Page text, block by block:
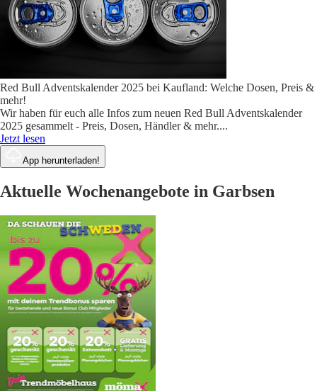
Red Bull Adventskalender 2025 bei Kaufland: Welche Dosen, Preis &
mehr!
Wir haben für euch alle Infos zum neuen Red Bull Adventskalender
2025 gesammelt - Preis, Dosen, Händler & mehr....
Jetzt lesen
App herunterladen!
Aktuelle Wochenangebote in Garbsen